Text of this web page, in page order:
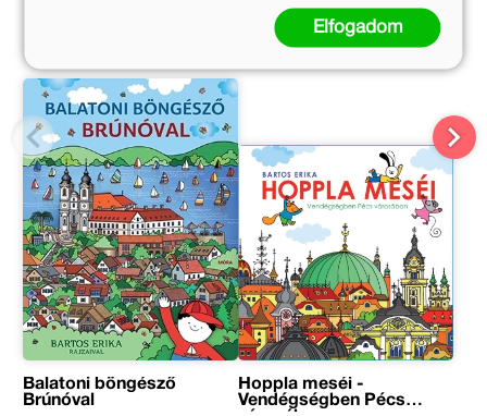
A sorozat további részei
Balatoni böngésző
Brúnóval
Hoppla meséi -
Vendégségben Pécs
Elfogadom